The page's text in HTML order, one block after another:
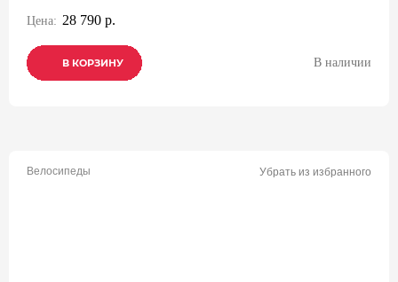
Цена: 28 790 р.
В КОРЗИНУ
В КОРЗИНУ
В КОРЗИНУ В наличии
Велосипеды Убрать из избранного